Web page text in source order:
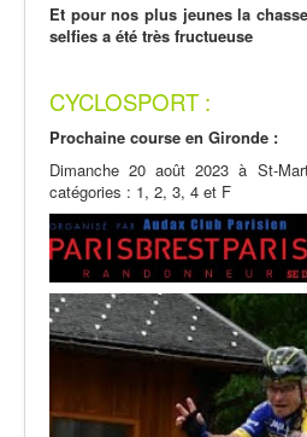
Et pour nos plus jeunes la
selfies a été très fructueuse
CYCLOSPORT :
Prochaine course en Gironde :
Dimanche 20 août 2023 à St-
catégories : 1, 2, 3, 4 et F